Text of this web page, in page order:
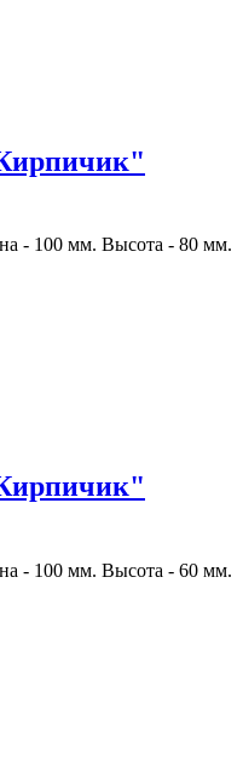
- 100 мм. Высота - 80 мм.
- 100 мм. Высота - 60 мм.